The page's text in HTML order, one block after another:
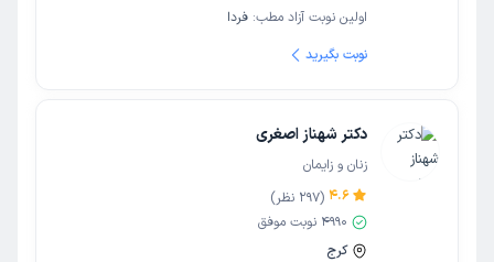
اولین نوبت آزاد مطب: فردا
نوبت بگیرید
دکتر شهناز اصغری
زنان و زایمان
4.6
(
297 نظر)
4990 نوبت موفق
کرج